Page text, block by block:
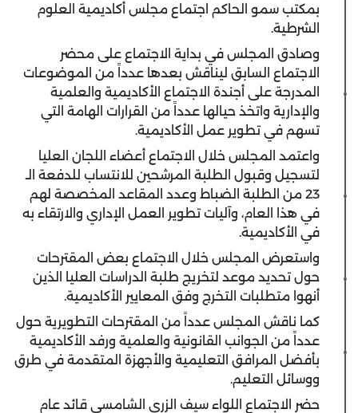
بمكتب سمو الحاكم اجتماع مجلس أكاديمية العلوم
الشرطية.
وصادق المجلس في بداية الاجتماع على محضر
الاجتماع السابق ليناقش بعدها عدداً من الموضوعات
المدرجة على أجندة الاجتماع الأكاديمية والعلمية
والإدارية واتخذ حيالها عدداً من القرارات الهامة التي
تسهم في تطوير عمل الأكاديمية.
واعتمد المجلس خلال الاجتماع أعضاء اللجان العليا
لتسجيل وقبول الطلبة المرشحين للانتساب للدفعة الـ
23 من الطلبة الضباط وعدد المقاعد المخصصة لهم
في هذا العام، وآليات تطوير العمل الإداري والارتقاء به
في الأكاديمية.
واستعرض المجلس خلال الاجتماع بعض المقترحات
حول تحديد موعد لتخريج طلبة الدراسات العليا الذين
أنهوا متطلبات التخرج وفق المعايير الأكاديمية.
كما ناقش المجلس عدداً من المقترحات التطويرية حول
عدداً من الجوانب القانونية والعلمية ورفد الأكاديمية
بأفضل المرافق التعليمية والأجهزة المتقدمة في طرق
ووسائل التعليم.
حضر الاجتماع اللواء سيف الزري الشامسي قائد عام